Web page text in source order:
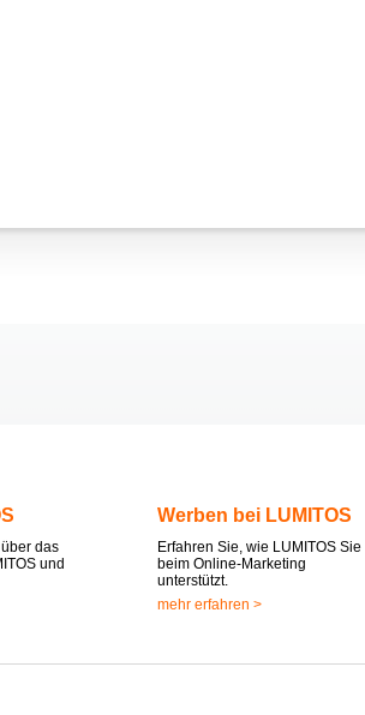
das
und
Werben bei LUMITOS
Erfahren Sie, wie LUMITOS Sie
beim Online-Marketing
unterstützt.
mehr erfahren >